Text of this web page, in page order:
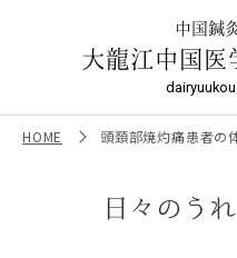
中国鍼
大龍江中国医
HOME 頭頚部焼灼痛患者の
日々のう